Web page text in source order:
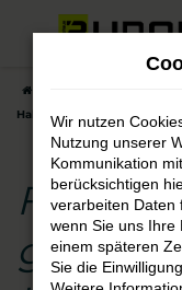
Zum
Halle (Saale) und Umgebung
große
Wir nutzen
Nutzung unserer
Kommunikation
berücksichtigen
verarbeiten Daten
wenn Sie uns Ihre
einem späteren
Sie die